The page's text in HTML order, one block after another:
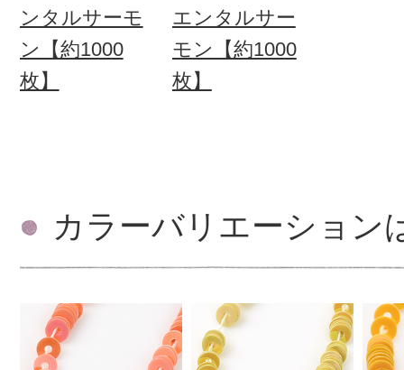
ンタルサーモ
ン【約1000
枚】
エンタルサー
モン【約1000
枚】
カラーバリエーション